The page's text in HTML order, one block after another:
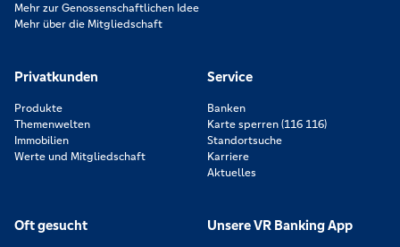
Mehr zur Genossenschaftlichen Idee
Mehr über die Mitgliedschaft
Privatkunden
Produkte
Themenwelten
Immobilien
Werte und Mitgliedschaft
Service
Banken
Karte sperren (116 116)
Standortsuche
Karriere
Aktuelles
Oft gesucht Unsere VR Banking App